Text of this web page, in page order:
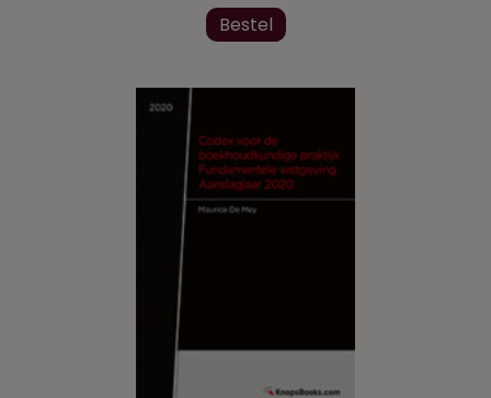
Bestel product
variaties.
kan
gekozen
worden